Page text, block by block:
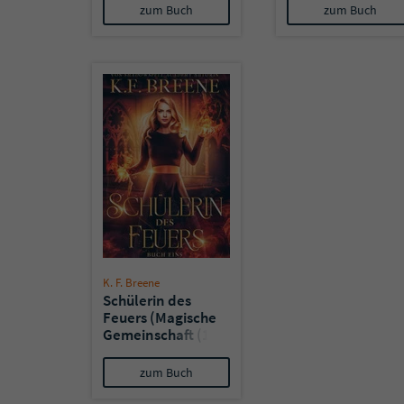
Buch Drei)
zum Buch
Buch Eins)
zum Buch
K. F. Breene
Schülerin des
Feuers (Magische
Gemeinschaft (1)
Darius: Buch
Eins)
zum Buch